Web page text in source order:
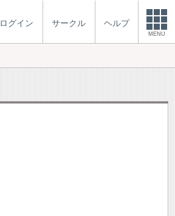
ログイン サークル ヘルプ
MENU